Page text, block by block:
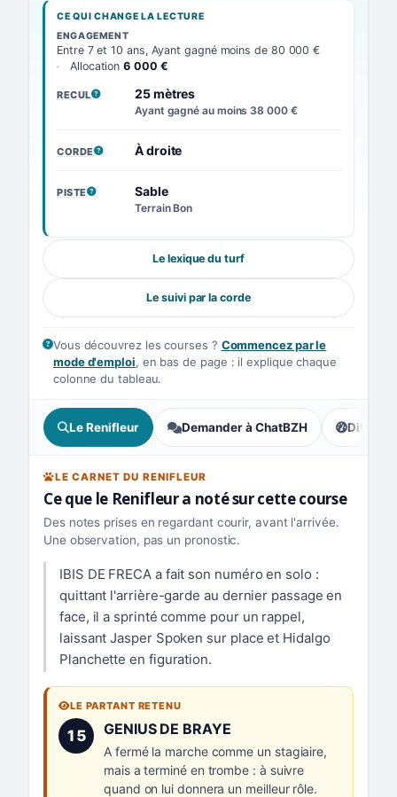
CE QUI CHANGE LA LECTURE
ENGAGEMENT
Entre 7 et 10 ans, Ayant gagné moins de 80 000 €
Allocation6 000 €
RECUL
, VOIR LA DÉFINITION25 mètres
Ayant gagné au moins 38 000 €
CORDE
, VOIR LA DÉFINITION
À droite
PISTE
, VOIR LA DÉFINITION
Sable
Terrain Bon
Le lexique du turf
Le suivi par la corde
Vous découvrez les courses ? Commencez par le
mode d'emploi, en bas de page : il explique chaque
colonne du tableau.
Le Renifleur Demander à ChatBZH ,
LE CARNET DU RENIFLEUR
Ce que le Renifleur a noté sur cette course
Des notes prises en regardant courir, avant l'arrivée.
Une observation, pas un pronostic.
IBIS DE FRECA a fait son numéro en solo :
quittant l'arrière-garde au dernier passage en
face, il a sprinté comme pour un rappel,
laissant Jasper Spoken sur place et Hidalgo
Planchette en figuration.
LE PARTANT RETENU
15 Numéro 15 :
GENIUS DE BRAYE
A fermé la marche comme un stagiaire,
mais a terminé en trombe : à suivre
quand on lui donnera un meilleur rôle.